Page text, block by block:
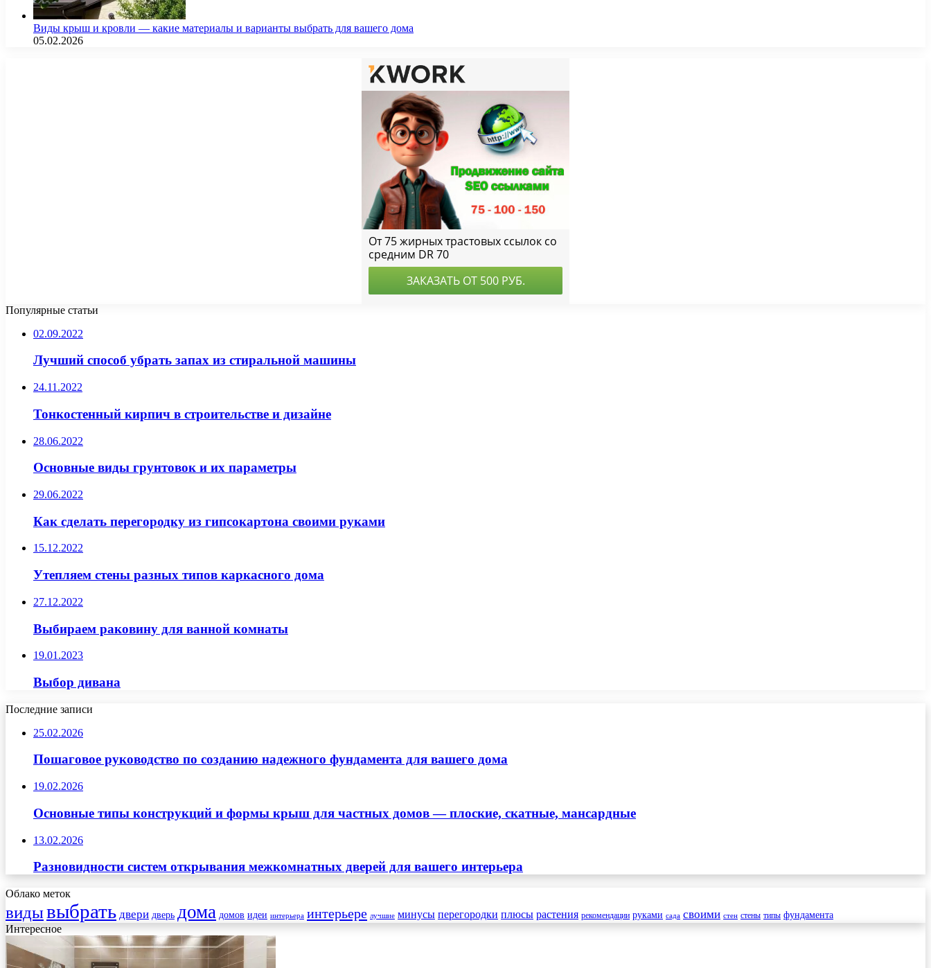
Виды крыш и кровли — какие материалы и варианты выбрать для вашего дома
05.02.2026
Популярные статьи
02.09.2022
Лучший способ убрать запах из стиральной машины
24.11.2022
Тонкостенный кирпич в строительстве и дизайне
28.06.2022
Основные виды грунтовок и их параметры
29.06.2022
Как сделать перегородку из гипсокартона своими руками
15.12.2022
Утепляем стены разных типов каркасного дома
27.12.2022
Выбираем раковину для ванной комнаты
19.01.2023
Выбор дивана
Последние записи
25.02.2026
Пошаговое руководство по созданию надежного фундамента для вашего дома
19.02.2026
Основные типы конструкций и формы крыш для частных домов — плоские, скатные, мансардные
13.02.2026
Разновидности систем открывания межкомнатных дверей для вашего интерьера
Облако меток
видывыбрать двери дверь дома домов идеи интерьера интерьере лучшие минусы перегородки плюсы растения рекомендации руками сада своими стен стены типы фундамента
Интересное